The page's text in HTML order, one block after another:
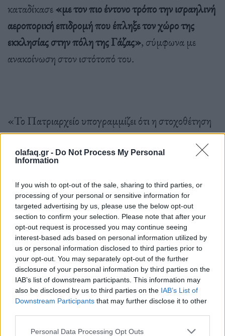
olafaq.gr - Do Not Process My Personal
Information
If you wish to opt-out of the sale, sharing to third parties, or
processing of your personal or sensitive information for
targeted advertising by us, please use the below opt-out
section to confirm your selection. Please note that after your
opt-out request is processed you may continue seeing
interest-based ads based on personal information utilized by
us or personal information disclosed to third parties prior to
your opt-out. You may separately opt-out of the further
disclosure of your personal information by third parties on the
IAB’s list of downstream participants. This information may
also be disclosed by us to third parties on the IAB’s List of
Downstream Participants that may further disclose it to other
Personal Data Processing Opt Outs
καταδίκασε«με τον πιο έντονο τρόπο την ισραηλινή
αεροπορική επιδρομή που έπληξε τον χώρο της
εκκλησίας στην πόλη της Γάζας», σύμφωνα με
ανακοίνωση στον ιστότοπό του.
«Το Πατριαρχείο υπογραμμίζει ότι η στοχοθέτηση
των εκκλησιών, καθώς και των καταφυγίων που
προσφέρουν για την προστασία των αθώων
έχουν χάσει τα σπίτια τους λόγω των ισραηλινών
αεροπορικών επιδρομών εναντίον κατοικημένων
περιοχών τις 13 τελευταίες ημέρες, αποτελεί
έγκλημα πολέμου και δεν μπορεί να αγνοηθεί»,
προστίθεται ανακοίνωση.
Ο Άγιος Πορφύριος είναι η πιο παλιά, ενεργή ακόμη
ιστορική συνοικία της παλιάς Γάζας και, σύμφωνα